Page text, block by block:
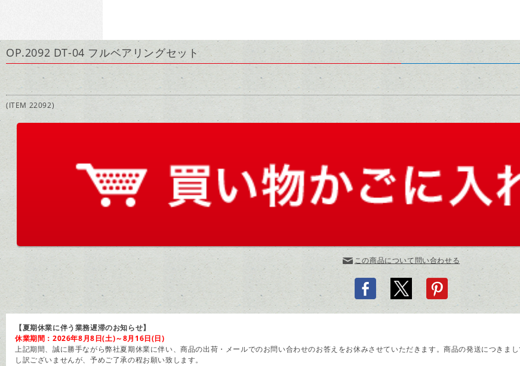
OP.2092 DT-04 フルベアリングセット
(ITEM 22092)
この商品について問い合わせる
【夏期休業に伴う業務遅滞のお知らせ】
休業期間：2026年8月8日(土)～8月16日(日)
上記期間、誠に勝手ながら弊社夏期休業に伴い、商品の出荷・メールでのお問い合わせのお答えをお休みさせていただきます。商品の発送につきま
し訳ございませんが、予めご了承の程お願い致します。